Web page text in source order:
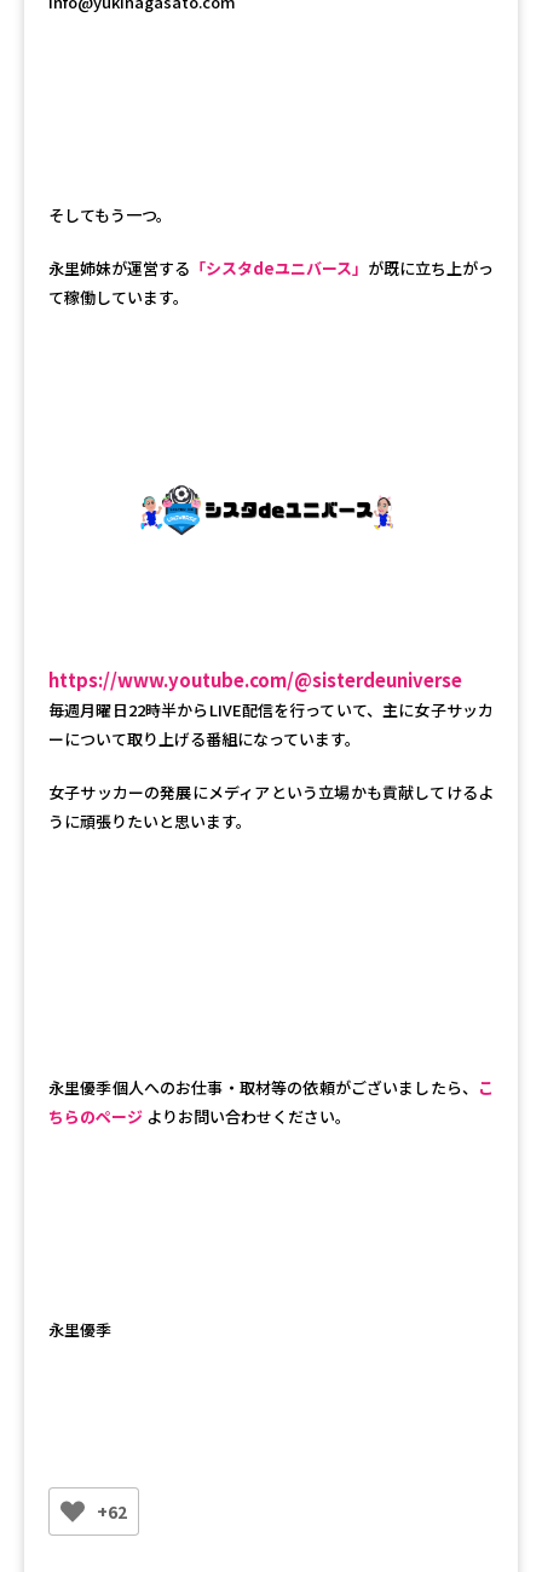
そしてもう一つ。
永里姉妹が運営する 「シスタdeユニバース」 が既に立ち上がっ
て稼働しています。
https://www.youtube.com/@sisterdeuniverse
毎週月曜日22時半からLIVE配信を行っていて、主に女子サッカ
ーについて取り上げる番組になっています。
女子サッカーの発展にメディアという立場かも貢献してけるよ
うに頑張りたいと思います。
永里優季個人へのお仕事・取材等の依頼がございましたら、 こ
ちらのページ よりお問い合わせください。
永里優季
+62